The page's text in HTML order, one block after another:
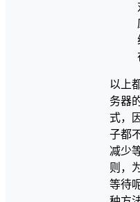
以上
务器
式，
子都
减少
则，
等待